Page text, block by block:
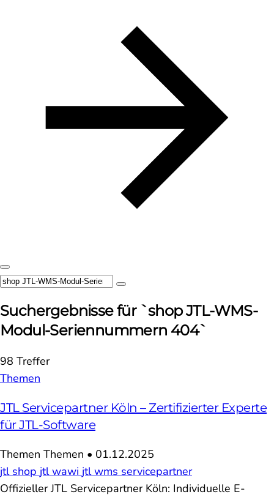
Suchergebnisse für `shop JTL-WMS-
Modul-Seriennummern 404`
98 Treffer
Themen
JTL Servicepartner Köln – Zertifizierter Experte
für JTL-Software
Themen Themen • 01.12.2025
jtl shop jtl wawi jtl wms servicepartner
Offizieller JTL Servicepartner Köln: Individuelle E-